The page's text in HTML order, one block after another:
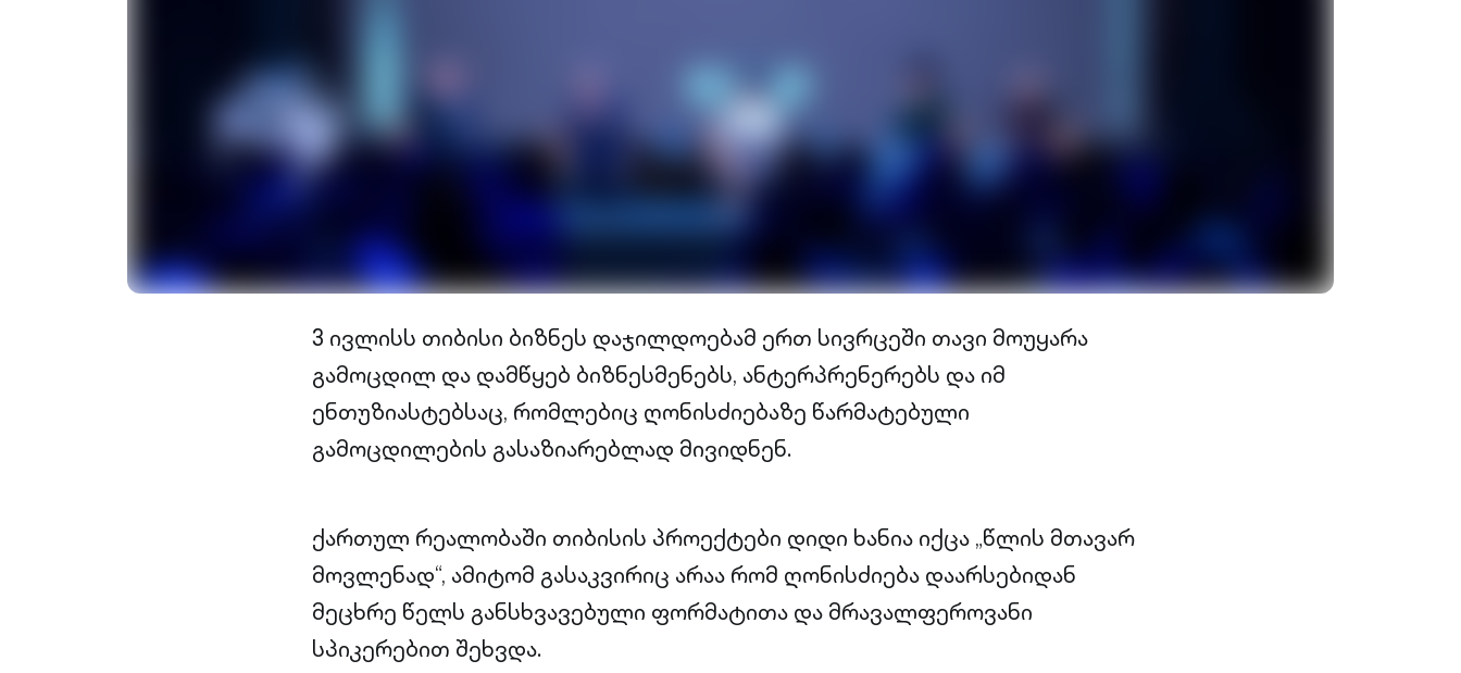
3 ივლისს თიბისი ბიზნეს დაჯილდოებამ ერთ სივრცეში თავი მოუყარა
გამოცდილ და დამწყებ ბიზნესმენებს, ანტერპრენერებს და იმ
ენთუზიასტებსაც, რომლებიც ღონისძიებაზე წარმატებული
გამოცდილების გასაზიარებლად მივიდნენ.
ქართულ რეალობაში თიბისის პროექტები დიდი ხანია იქცა „წლის მთავარ
მოვლენად“, ამიტომ გასაკვირიც არაა რომ ღონისძიება დაარსებიდან
მეცხრე წელს განსხვავებული ფორმატითა და მრავალფეროვანი
სპიკერებით შეხვდა.